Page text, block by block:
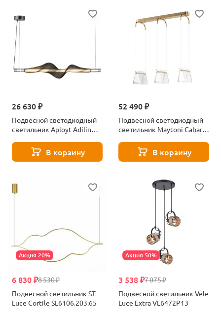
26 630 ₽
Подвесной светодиодный
светильник Aployt Adilin
В корзину
52 490 ₽
Подвесной светодиодный
светильник Maytoni Cabaret
В корзину
Акция 20%
8 530 ₽
6 830 ₽
Подвесной светильник ST
Luce Cortile SL6106.203.65
Акция 50%
7 075 ₽
3 538 ₽
Подвесной светильник Vele
Luce Extra VL6472P13